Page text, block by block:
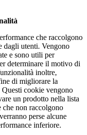
che raccolgono
dagli utenti. Vengono
e sono utili per
determinare il motivo di
inoltre,
di migliorare la
Questi cookie vengono
un prodotto nella lista
non raccolgono
perse alcune
inferiore.